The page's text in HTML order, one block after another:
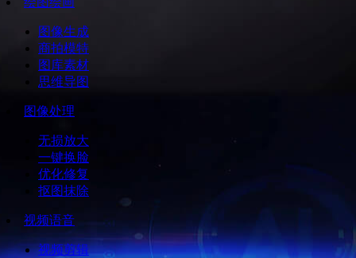
图像生成
商拍模特
图库素材
思维导图
图像处理
无损放大
一键换脸
优化修复
抠图抹除
视频语音
视频剪辑